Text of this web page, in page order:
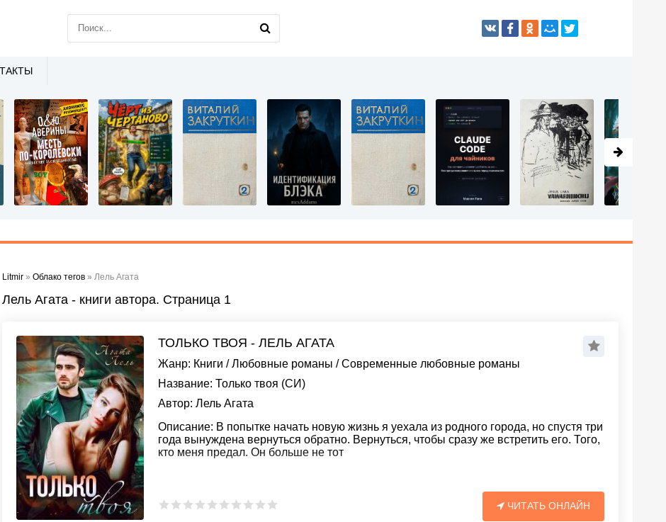
Litmir » Облако тегов » Лель Агата
Лель Агата - книги автора. Страница 1
ТОЛЬКО ТВОЯ - ЛЕЛЬ АГАТА
Жанр: Книги /Любовные романы /Современные любовные романы
Название: Только твоя (СИ)
Автор: Лель Агата
Описание: В попытке начать новую жизнь я уехала из родного города, но спустя три
года вынуждена вернуться обратно. Вернуться, чтобы сразу же встретить его. Того,
кто меня предал. Он больше не тот
ЧИТАТЬ ОНЛАЙН